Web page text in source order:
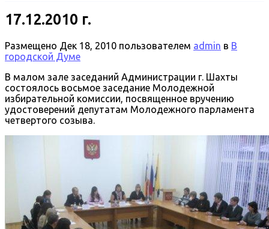
17.12.2010 г.
Размещено Дек 18, 2010 пользователем admin в В
городской Думе
В малом зале заседаний Администрации г. Шахты
состоялось восьмое заседание Молодежной
избирательной комиссии, посвященное вручению
удостоверений депутатам Молодежного парламента
четвертого созыва.